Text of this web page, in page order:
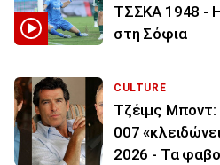
ΤΣΣΚΑ 1948 -
στη Σόφια
CULTURE
Τζέιμς Μποντ:
007
2026 - Τα